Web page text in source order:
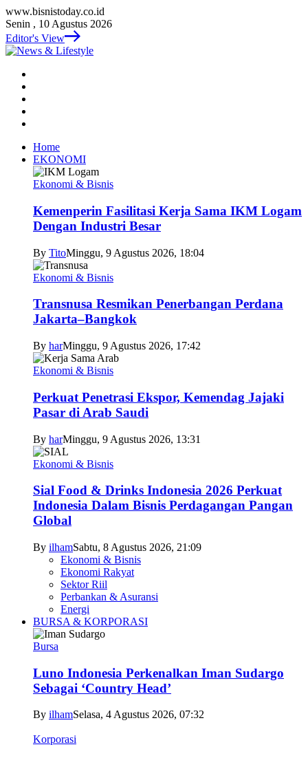
www.bisnistoday.co.id
Senin , 10 Agustus 2026
Editor's View
Home
EKONOMI
Ekonomi & Bisnis
Kemenperin Fasilitasi Kerja Sama IKM Logam
Dengan Industri Besar
By TitoMinggu, 9 Agustus 2026, 18:04
Ekonomi & Bisnis
Transnusa Resmikan Penerbangan Perdana
Jakarta–Bangkok
By harMinggu, 9 Agustus 2026, 17:42
Ekonomi & Bisnis
Perkuat Penetrasi Ekspor, Kemendag Jajaki
Pasar di Arab Saudi
By harMinggu, 9 Agustus 2026, 13:31
Ekonomi & Bisnis
Sial Food & Drinks Indonesia 2026 Perkuat
Indonesia Dalam Bisnis Perdagangan Pangan
Global
By ilhamSabtu, 8 Agustus 2026, 21:09
Ekonomi & Bisnis
Ekonomi Rakyat
Sektor Riil
Perbankan & Asuransi
Energi
BURSA & KORPORASI
Bursa
Luno Indonesia Perkenalkan Iman Sudargo
Sebagai ‘Country Head’
By ilhamSelasa, 4 Agustus 2026, 07:32
Korporasi